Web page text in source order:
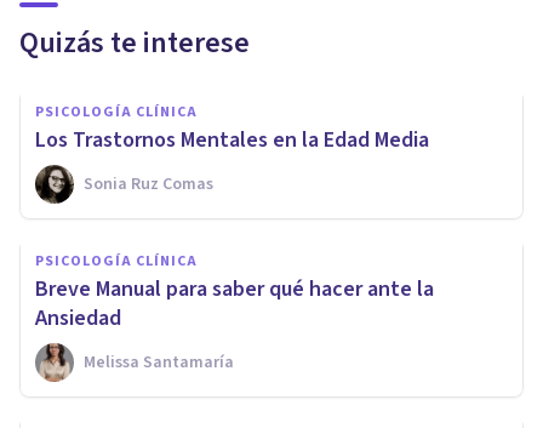
Quizás te interese
PSICOLOGÍA CLÍNICA
Los Trastornos Mentales en la Edad Media
Sonia Ruz Comas
PSICOLOGÍA CLÍNICA
Breve Manual para saber qué hacer ante la
Ansiedad
Melissa Santamaría